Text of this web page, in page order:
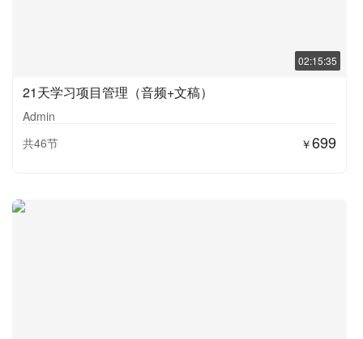
02:15:35
21天学习项目管理（音频+文稿）
Admin
共46节
￥699